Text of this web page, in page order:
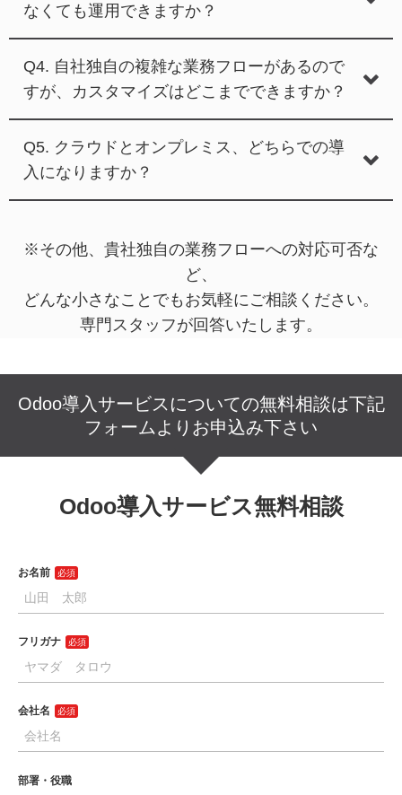
なくても運用できますか？
Q4. 自社独自の複雑な業務フローがあるので
すが、カスタマイズはどこまでできますか？
Q5. クラウドとオンプレミス、どちらでの導
入になりますか？
※その他、貴社独自の業務フローへの対応可否な
ど、
どんな小さなことでもお気軽にご相談ください。
専門スタッフが回答いたします。
Odoo導入サービスについての無料相談は下記
フォームよりお申込み下さい